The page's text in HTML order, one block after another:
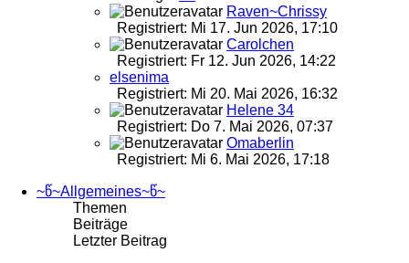
Raven~Chrissy
Registriert: Mi 17. Jun 2026, 17:10
Carolchen
Registriert: Fr 12. Jun 2026, 14:22
elsenima
Registriert: Mi 20. Mai 2026, 16:32
Helene 34
Registriert: Do 7. Mai 2026, 07:37
Omaberlin
Registriert: Mi 6. Mai 2026, 17:18
~წ~Allgemeines~წ~
Themen
Beiträge
Letzter Beitrag